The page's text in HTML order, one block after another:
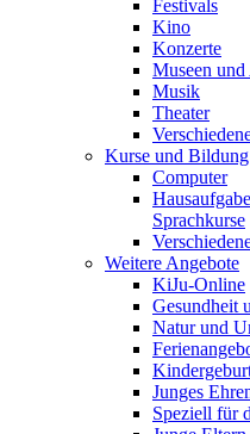
Festivals
Kino
Konzerte
Museen und
Musik
Theater
Kurse und Bildung
Computer
Sprachkurse
Weitere Angebote
KiJu-Online
Gesundheit
Natur und
Junges
Speziell für